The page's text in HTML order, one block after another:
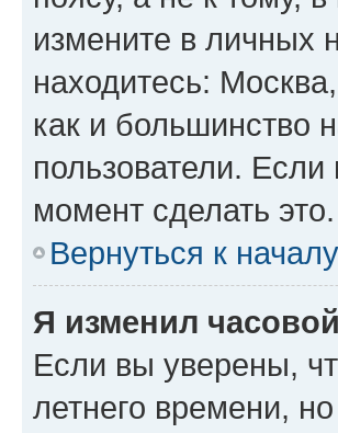
измените в личных
находитесь:
как и большинство
пользователи.
момент сделать это.
Вернуться к началу
Я изменил
Если вы уверены,
летнего времени,